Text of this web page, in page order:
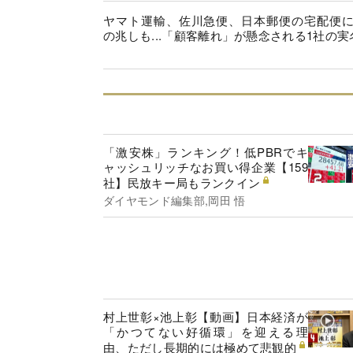
ヤマト運輸、佐川急便、日本郵便の宅配便
の兆しも...「顧客離れ」が懸念される1社の実
「激安株」ランキング！低PBRでキ
ャッシュリッチなお買い得企業【159
社】民放キー局もランクイン
ダイヤモンド編集部,岡田 悟
村上世彰×池上彰【動画】日本経済が
「かつてない好循環」を迎える理
由、ただし長期的には極めて悲観的